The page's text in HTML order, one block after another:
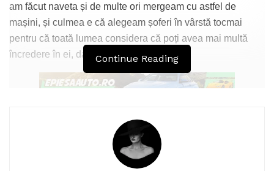
am făcut naveta și de multe ori mergeam cu astfel de
mașini, și culmea e că alegeam șoferi în vârstă tocmai
pentru că toată lumea considera că poți avea mai multă
încredere în ei, dar oare chiar așa să fie ?
Sunt tânără și glasul meu strigă prin acest articol, sperând
că îl veți auzi. Ce exemple vreți să ne oferiți când mergând
cu autobuzul nu te pipăie unul tânăr, ci culmea, un moșuleț
Continue Reading